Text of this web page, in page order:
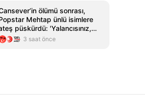
ölümü sonrası,
Mehtap ünlü isimlere
püskürdü: 'Yalancısınız,
3 saat önce